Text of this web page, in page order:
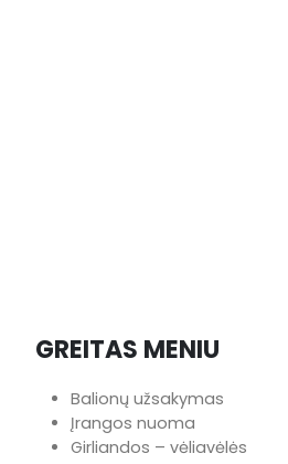
GREITAS MENIU
Balionų užsakymas
Įrangos nuoma
Girliandos – vėliavėlės